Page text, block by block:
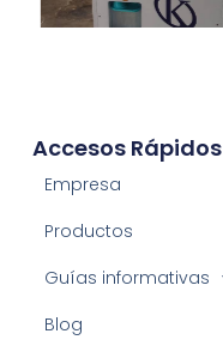
Accesos Rápidos
Empresa
Productos
Guías informativas
Blog